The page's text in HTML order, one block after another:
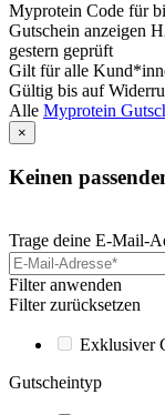
Myprotein Code für
Gutschein anzeigen
gestern geprüft
Gilt für alle
Gültig bis auf
Alle Myprotein
×
Keinen
Trage deine E-Mail-
Filter anwenden
Filter zurücksetzen
Exklusiver
Gutscheintyp